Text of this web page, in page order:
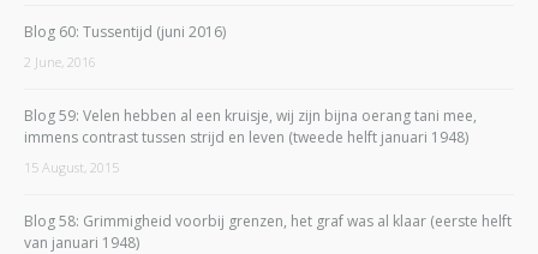
Blog 60: Tussentijd (juni 2016)
2 June, 2016
Blog 59: Velen hebben al een kruisje, wij zijn bijna oerang tani mee,
immens contrast tussen strijd en leven (tweede helft januari 1948)
15 August, 2015
Blog 58: Grimmigheid voorbij grenzen, het graf was al klaar (eerste helft
van januari 1948)